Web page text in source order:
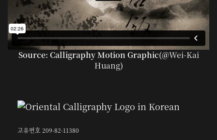
Source: Calligraphy Motion Graphic(@Wei-Kai
Huang)
고유번호 209-82-11380